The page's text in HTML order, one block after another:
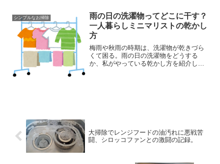
シンプルなお掃除
雨の日の洗濯物ってどこに干す？
一人暮らしミニマリストの乾かし
方
梅雨や秋雨の時期は、洗濯物が乾きづら
くて困る。雨の日の洗濯物をどうする
か、私がやっている乾かし方を紹介した
大掃除でレンジフードの油汚れに悪戦苦
闘、シロッコファンとの激闘の記録。